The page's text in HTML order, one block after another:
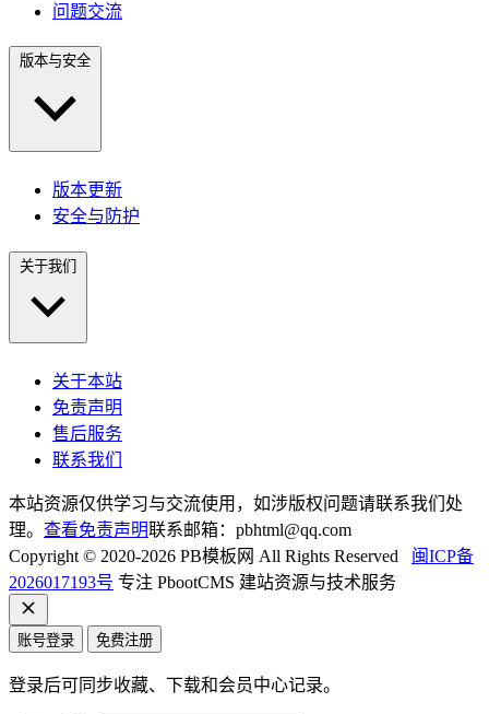
问题交流
版本与安全
版本更新
安全与防护
关于我们
关于本站
免责声明
售后服务
联系我们
本站资源仅供学习与交流使用，如涉版权问题请联系我们处
理。 查看免责声明联系邮箱：pbhtml@qq.com
Copyright © 2020-2026 PB模板网 All Rights Reserved 闽ICP备
2026017193号 专注 PbootCMS 建站资源与技术服务
账号登录 免费注册
登录后可同步收藏、下载和会员中心记录。